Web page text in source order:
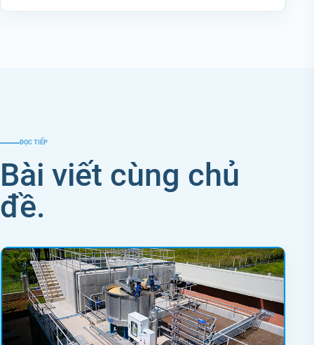
ĐỌC TIẾP
Bài viết cùng chủ
đề.